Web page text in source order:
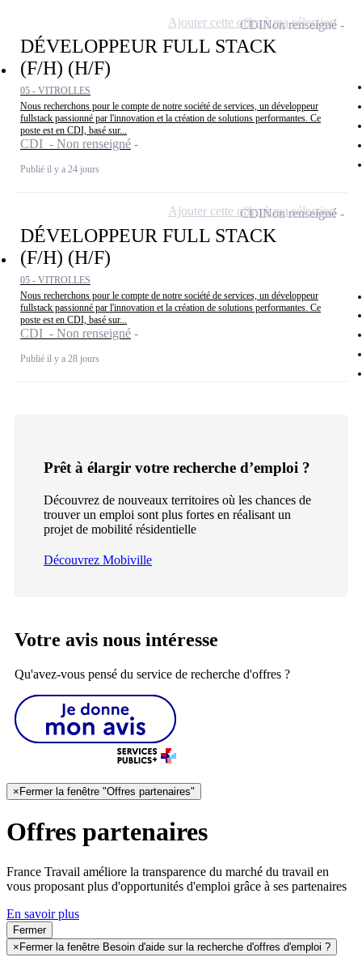
DÉVELOPPEUR FULL STACK
(F/H) (H/F)
05 - VITROLLES
Nous recherchons pour le compte de notre société de services, un développeur
fullstack passionné par l'innovation et la création de solutions performantes. Ce
poste est en CDI, basé sur...
CDI - Non renseigné
Publié il y a 24 jours
CDINon renseigné
Ajouter cette offre à ma sélection
DÉVELOPPEUR FULL STACK
(F/H) (H/F)
05 - VITROLLES
Nous recherchons pour le compte de notre société de services, un développeur
fullstack passionné par l'innovation et la création de solutions performantes. Ce
poste est en CDI, basé sur...
CDI - Non renseigné
Publié il y a 28 jours
CDINon renseigné
Ajouter cette offre à ma sélection
Prêt à élargir votre recherche d’emploi ?
Découvrez de nouveaux territoires où les chances de
trouver un emploi sont plus fortes en réalisant un
projet de mobilité résidentielle
Découvrez Mobiville
Votre avis nous intéresse
Qu'avez-vous pensé du service de recherche d'offres ?
× Fermer la fenêtre "Offres partenaires"
Offres partenaires
France Travail améliore la transparence du marché du travail en
vous proposant plus d'opportunités d'emploi grâce à ses partenaires
En savoir plus
Fermer
× Fermer la fenêtre Besoin d'aide sur la recherche d'offres d'emploi ?